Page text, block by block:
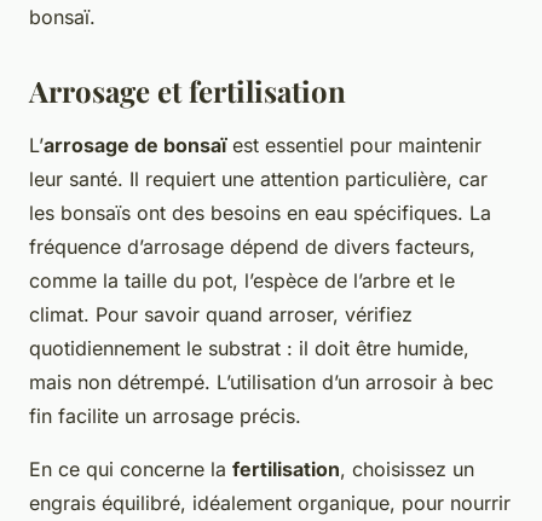
bonsaï.
Arrosage et fertilisation
L’arrosage de bonsaïest essentiel pour maintenir
leur santé. Il requiert une attention particulière, car
les bonsaïs ont des besoins en eau spécifiques. La
fréquence d’arrosage dépend de divers facteurs,
comme la taille du pot, l’espèce de l’arbre et le
climat. Pour savoir quand arroser, vérifiez
quotidiennement le substrat : il doit être humide,
mais non détrempé. L’utilisation d’un arrosoir à bec
fin facilite un arrosage précis.
En ce qui concerne la fertilisation, choisissez un
engrais équilibré, idéalement organique, pour nourrir